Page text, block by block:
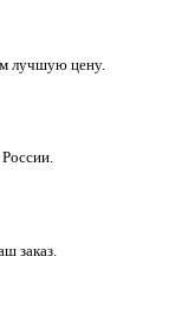
лучшую цену.
заказ.